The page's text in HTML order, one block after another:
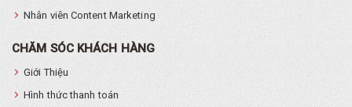
Nhân viên Content Marketing
CHĂM SÓC KHÁCH HÀNG
Giới Thiệu
Hình thức thanh toán